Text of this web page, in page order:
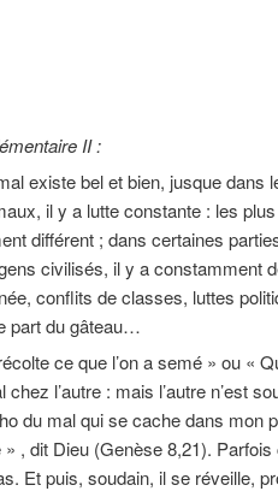
II :
existe bel et bien, jusque dans
il y a lutte constante : les
différent ; dans certaines
civilisés, il y a constamment
conflits de classes, luttes
part du gâteau…
ce que l’on a semé » ou «
l’autre : mais l’autre n’est
du mal qui se cache dans
, dit Dieu (Genèse 8,21).
Et puis, soudain, il se réveille,